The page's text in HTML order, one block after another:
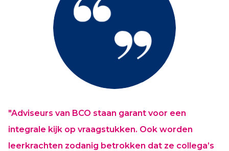
"Adviseurs van BCO staan garant voor een
integrale kijk op vraagstukken. Ook worden
leerkrachten zodanig betrokken dat ze collega’s